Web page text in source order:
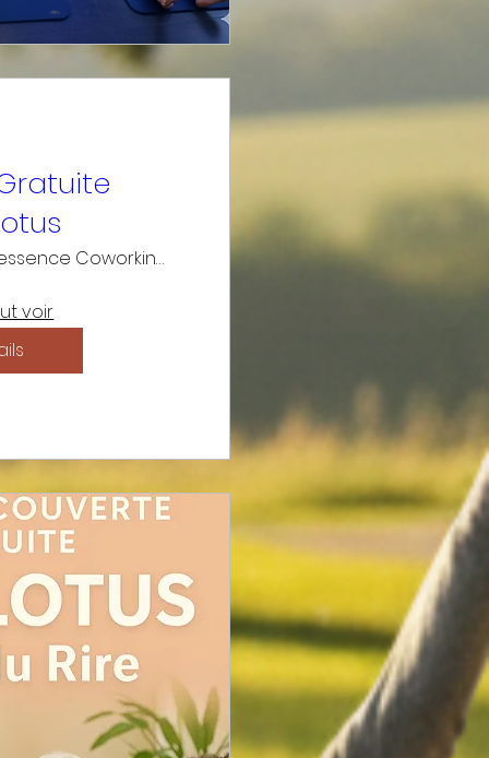
Quintessence Coworking
voir